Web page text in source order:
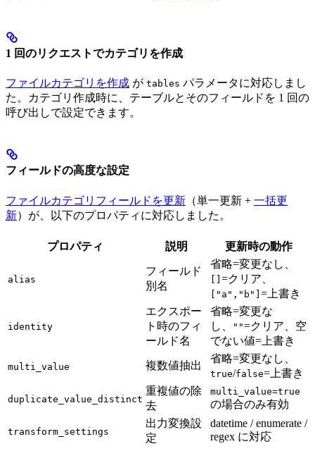
1 回のリクエストでカテゴリを作成
ファイルカテゴリを作成 が tables パラメータに対応しまし
た。カテゴリ作成時に、テーブルとそのフィールドを 1 回の
呼び出しで設定できます。
フィールドの高度な設定
ファイルカテゴリフィールドを更新 （単一更新 + 一括更
新）が、以下のプロパティに対応しました。
プロパティ 説明 更新時の動作
alias
フィールド
別名
省略=変更なし、
[] =クリア、
["a","b"] =上書き
identity
エクスポー
ト時のフィ
ールド名
省略=変更な
し、
""=クリア、空
でない値=上書き
multi_value 複数値抽出
省略=変更なし、
true/false=上書き
duplicate_value_distinct
重複値の除
去
multi_value=true
の場合のみ有効
transform_settings
出力変換設
定
datetime / enumerate /
regex に対応